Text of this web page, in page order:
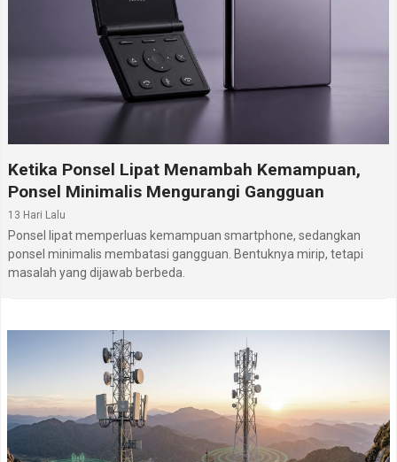
Ketika Ponsel Lipat Menambah Kemampuan,
Ponsel Minimalis Mengurangi Gangguan
13 Hari Lalu
Ponsel lipat memperluas kemampuan smartphone, sedangkan
ponsel minimalis membatasi gangguan. Bentuknya mirip, tetapi
masalah yang dijawab berbeda.